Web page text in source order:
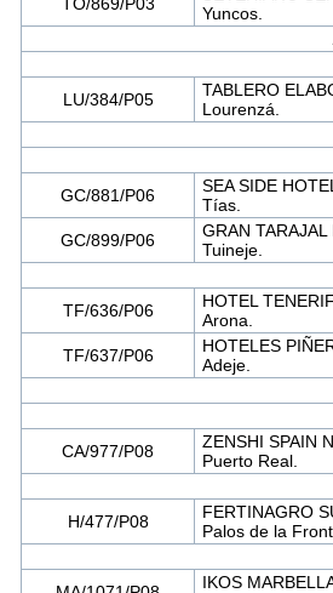
Yuncos.
LU/384/P05
TABLERO
Lourenzá.
GC/881/P06
SEA SIDE
Tías.
GC/899/P06
GRAN TARAJAL
Tuineje.
TF/636/P06
HOTEL
Arona.
TF/637/P06
HOTELES
Adeje.
CA/977/P08
ZENSHI SPAIN
Puerto Real.
H/477/P08
FERTINAGRO
Palos de la
IKOS